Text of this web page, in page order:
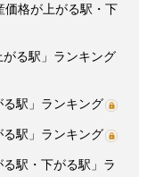
価格が上がる駅・下
る駅」ランキング
駅」ランキング
駅」ランキング
駅・下がる駅」ラ